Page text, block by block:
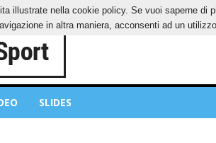
SLIDES
nella cookie policy. Se vuoi saperne di
in altra maniera, acconsenti ad un